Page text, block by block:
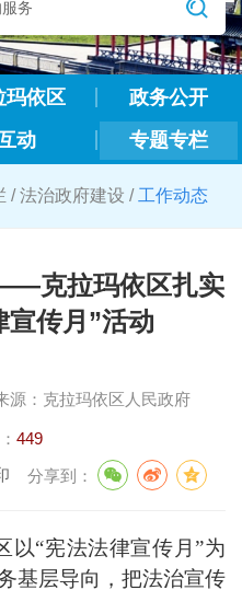
玛依区
政务公开
动 专题专栏
/法治政府建设 / 工作动态
克拉玛依区扎实
宣传月”活动
源： 克拉玛依区人民政府
449
分享到：
以“宪法法律宣传月”为
基层导向，把法治宣传